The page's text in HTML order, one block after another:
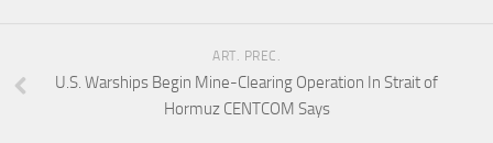
ART. PREC.
U.S. Warships Begin Mine-Clearing Operation In Strait of
Hormuz CENTCOM Says